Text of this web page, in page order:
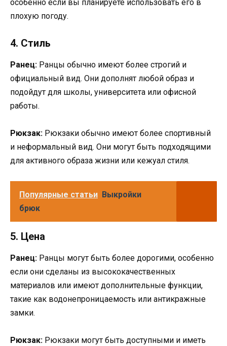
особенно если вы планируете использовать его в
плохую погоду.
4. Стиль
Ранец: Ранцы обычно имеют более строгий и
официальный вид. Они дополнят любой образ и
подойдут для школы, университета или офисной
работы.
Рюкзак: Рюкзаки обычно имеют более спортивный
и неформальный вид. Они могут быть подходящими
для активного образа жизни или кежуал стиля.
Популярные статьи Выкройки
брюк
5. Цена
Ранец: Ранцы могут быть более дорогими, особенно
если они сделаны из высококачественных
материалов или имеют дополнительные функции,
такие как водонепроницаемость или антикражные
замки.
Рюкзак: Рюкзаки могут быть доступными и иметь